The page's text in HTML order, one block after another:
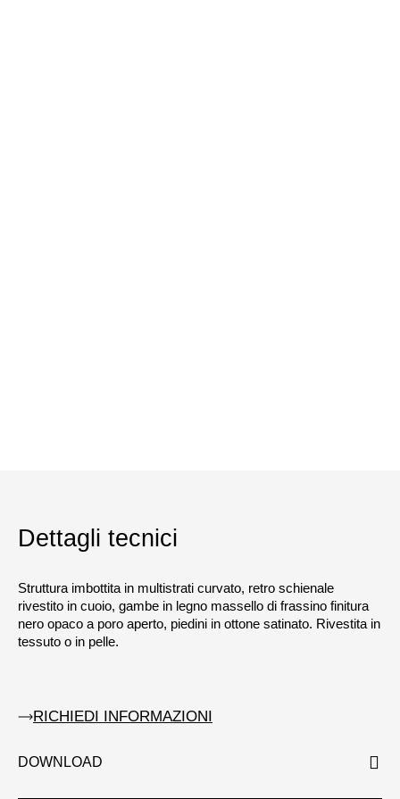
Dettagli tecnici
Struttura imbottita in multistrati curvato, retro schienale
rivestito in cuoio, gambe in legno massello di frassino finitura
nero opaco a poro aperto, piedini in ottone satinato. Rivestita in
tessuto o in pelle.
RICHIEDI INFORMAZIONI
DOWNLOAD